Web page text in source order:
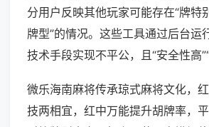
分用户反映其他玩家可能存在“牌特
牌型”的情况。这些工具通过后台运
技术手段实现不平公，且“安全性高”“
微乐海南麻将传承琼式麻将文化，
技两相宜，红中万能提升胡牌率，